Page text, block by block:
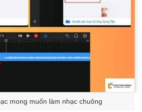
mong muốn làm nhạc chuông